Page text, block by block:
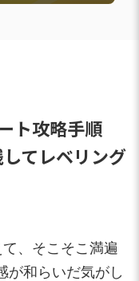
ト攻略手順
てレベリング
、そこそこ満遍
が和らいだ気がし